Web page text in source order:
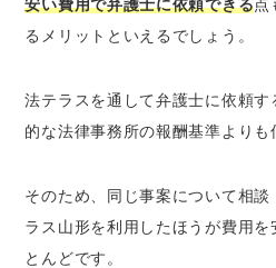
安い費用で弁護士に依頼できる点
るメリットといえるでしょう。
法テラスを通して弁護士に依頼
的な法律事務所の報酬基準よりも
そのため、同じ事案について相
ラス山形を利用したほうが費用
とんどです。